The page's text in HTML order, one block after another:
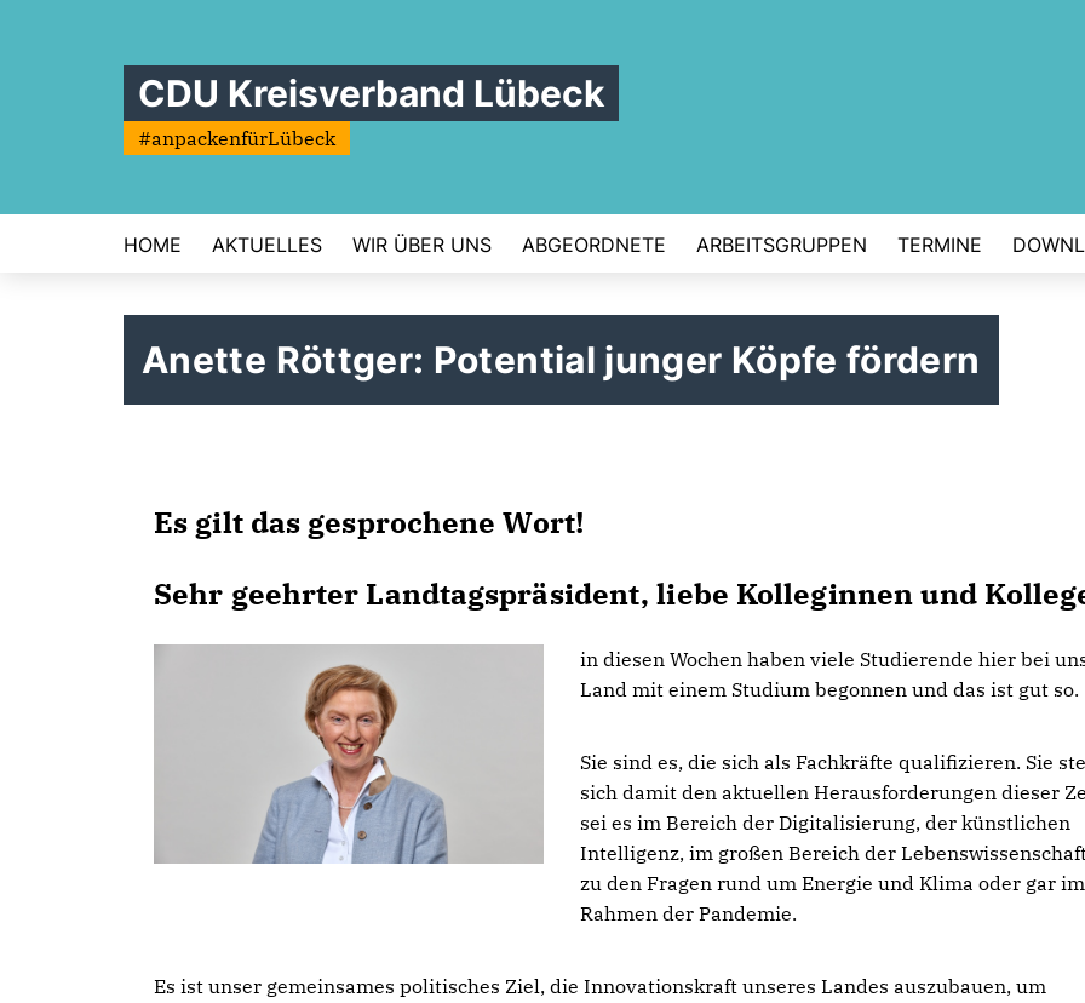
CDU Kreisverband Lübeck
#anpackenfürLübeck
HOME AKTUELLES WIR ÜBER UNS ABGEORDNETE ARBEITSGRUPPEN TERMINE
Anette Röttger: Potential junger Köpfe fördern
Es gilt das gesprochene Wort!
Sehr geehrter Landtagspräsident, liebe Kolleginnen und
in diesen Wochen haben viele Studierende hier bei
Land mit einem Studium begonnen und das ist gut so.
Sie sind es, die sich als Fachkräfte qualifizieren. Sie
sich damit den aktuellen Herausforderungen dieser
sei es im Bereich der Digitalisierung, der künstlichen
Intelligenz, im großen Bereich der
zu den Fragen rund um Energie und Klima oder gar im
Rahmen der Pandemie.
Es ist unser gemeinsames politisches Ziel, die Innovationskraft unseres Landes auszubauen, um